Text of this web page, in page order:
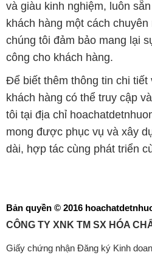
và giàu kinh nghiệm, luôn
khách hàng một cách
chúng tôi đảm bảo mang lại
công cho khách hàng.
Để biết thêm thông tin chi
khách hàng có thể truy cập
tôi tại địa chỉ
mong được phục vụ và xây
dài, hợp tác cùng phát triển
Bản quyền © 2016
CÔNG TY XNK TM SX HÓA
Giấy chứng nhận Đăng ký Kinh